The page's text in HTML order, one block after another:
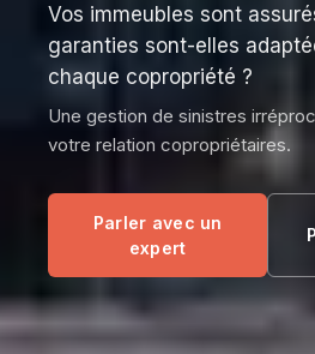
Vos immeubles sont
garanties sont-elles
chaque copropriété ?
Une gestion de sinistres
votre relation copropriétaires.
Parler avec un
expert